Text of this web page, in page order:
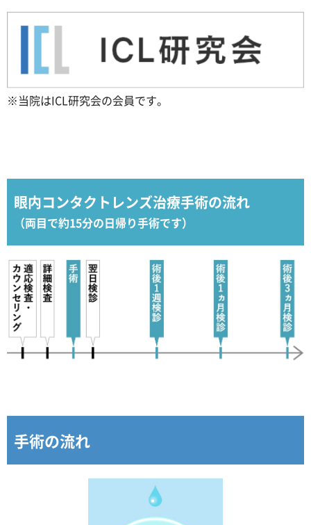
※当院はICL研究会の会員です。
眼内コンタクトレンズ治療手術の流れ
（両目で約15分の日帰り手術です）
手術の流れ